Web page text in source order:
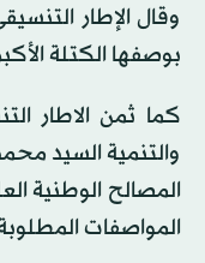
وقال الإطار
بوصفها الكتلة
كما ثمن الاطار
والتنمية السيد
المصالح الوطنية
المواصفات